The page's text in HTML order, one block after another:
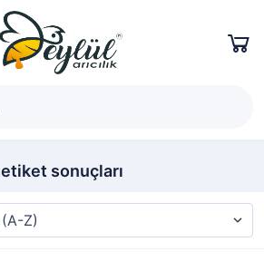
sonuçları